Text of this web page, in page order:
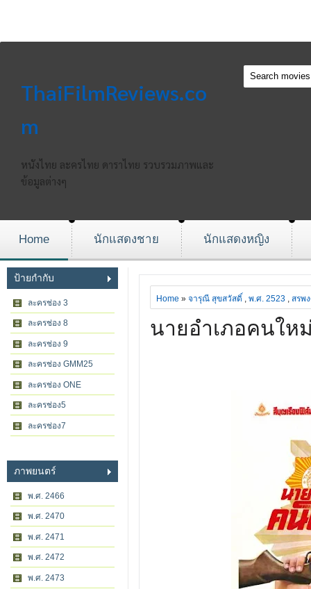
ThaiFilmReviews.co
m
หนังไทย ละครไทย ดาราไทย รวบรวมภาพและ
ข้อมูลต่างๆ
Home นักแสดงชาย นักแสดงหญิง
ป้ายกำกับ
ละครช่อง 3
ละครช่อง 8
ละครช่อง 9
ละครช่อง GMM25
ละครช่อง ONE
ละครช่อง5
ละครช่อง7
ภาพยนตร์
พ.ศ. 2466
พ.ศ. 2470
พ.ศ. 2471
พ.ศ. 2472
พ.ศ. 2473
Home » จารุณี สุขสวัสดิ์ , พ.ศ. 2523 , สรพ
นายอำเภอคนให